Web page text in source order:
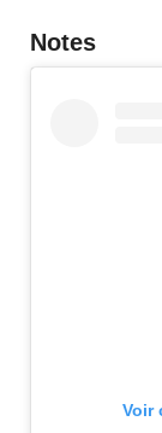
Notes
Voir